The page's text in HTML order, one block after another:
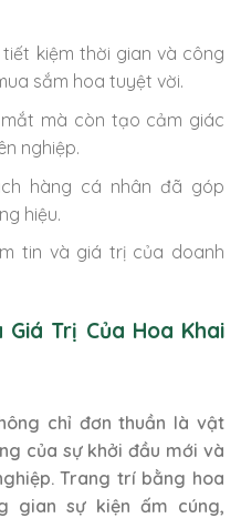
kiệm thời gian và công
sắm hoa tuyệt vời.
mà còn tạo cảm giác
nghiệp.
hàng cá nhân đã góp
hiệu.
tin và giá trị của doanh
Trị Của Hoa Khai
chỉ đơn thuần là vật
của sự khởi đầu mới và
Trang trí bằng hoa
gian sự kiện ấm cúng,